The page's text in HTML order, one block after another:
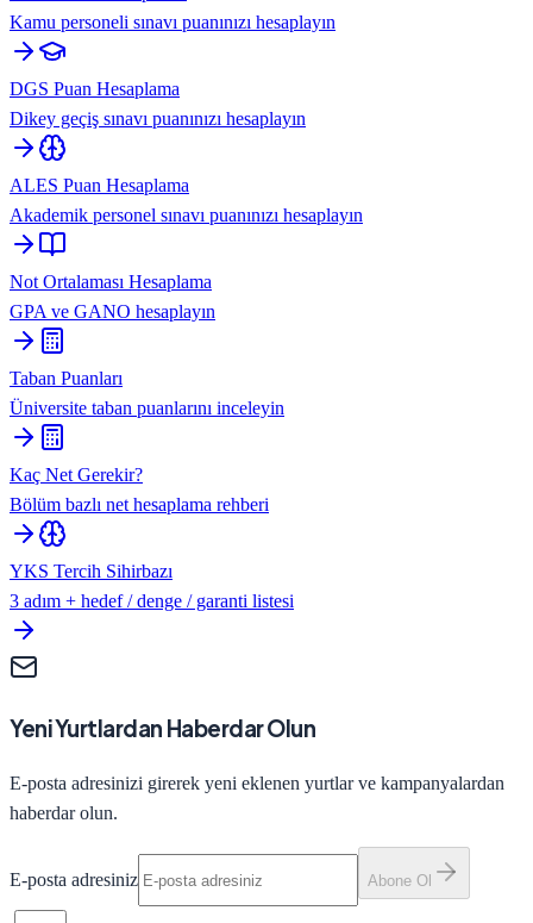
Kamu personeli sınavı puanınızı hesaplayın
DGS Puan Hesaplama
Dikey geçiş sınavı puanınızı hesaplayın
ALES Puan Hesaplama
Akademik personel sınavı puanınızı hesaplayın
Not Ortalaması Hesaplama
GPA ve GANO hesaplayın
Taban Puanları
Üniversite taban puanlarını inceleyin
Kaç Net Gerekir?
Bölüm bazlı net hesaplama rehberi
YKS Tercih Sihirbazı
3 adım + hedef / denge / garanti listesi
Yeni Yurtlardan Haberdar Olun
E-posta adresinizi girerek yeni eklenen yurtlar ve kampanyalardan
haberdar olun.
E-posta adresiniz Abone Ol